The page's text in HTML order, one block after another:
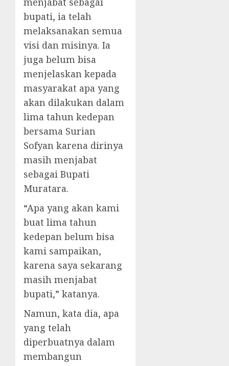
bupati, ia telah
melaksanakan semua
visi dan misinya. Ia
juga belum bisa
menjelaskan kepada
masyarakat apa yang
akan dilakukan dalam
lima tahun kedepan
bersama Surian
Sofyan karena dirinya
masih menjabat
sebagai Bupati
Muratara.
“Apa yang akan kami
buat lima tahun
kedepan belum bisa
kami sampaikan,
karena saya sekarang
masih menjabat
bupati,” katanya.
Namun, kata dia, apa
yang telah
diperbuatnya dalam
membangun